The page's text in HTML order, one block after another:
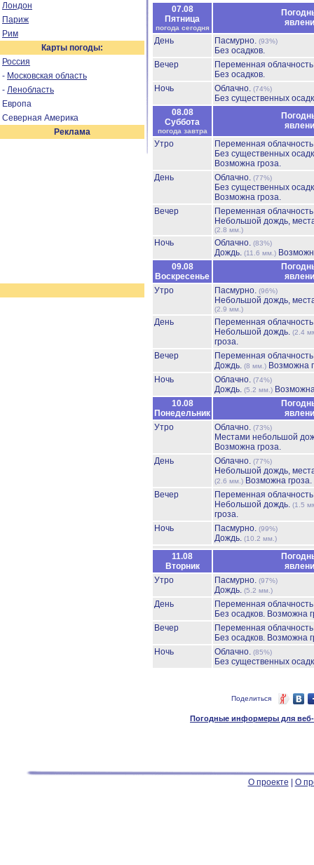
Лондон
Париж
Рим
Карты погоды:
Россия
- Московская область
- Ленобласть
Европа
Северная Америка
Реклама
07.08
Пятница
погода сегодня
День
Пасмурно. (93%)
Без осадков.
Вечер
Переменная
Без осадков.
Ночь
Облачно. (74%)
Без существенных
08.08
Суббота
погода завтра
Утро
Переменная
Без существенных
Возможна гроза.
День
Облачно. (77%)
Без существенных
Возможна гроза.
Вечер
Переменная
Небольшой дождь,
(2.8 мм.)
Ночь Облачно. (83%)
Дождь. (11.6 мм.)
09.08
Воскресенье
Утро
Пасмурно. (96%)
Небольшой дождь,
(2.9 мм.)
День
Переменная
Небольшой дождь. (2.4
гроза.
Вечер
Переменная
Дождь. (8 мм.) Возможна
Ночь
Облачно. (74%)
Дождь. (5.2 мм.)
10.08
Понедельник
Утро
Облачно. (73%)
Местами небольшой
Возможна гроза.
День
Облачно. (77%)
Небольшой дождь,
(2.6 мм.) Возможна гроза.
Вечер
Переменная
Небольшой дождь. (1.5
гроза.
Ночь
Пасмурно. (99%)
Дождь. (10.2 мм.)
11.08
Вторник
Утро
Пасмурно. (97%)
Дождь. (5.2 мм.)
День
Переменная
Без осадков. Возможна
Вечер
Переменная
Без осадков. Возможна
Ночь
Облачно. (85%)
Без существенных
Поделиться
Погодные информеры для веб-
О проекте О